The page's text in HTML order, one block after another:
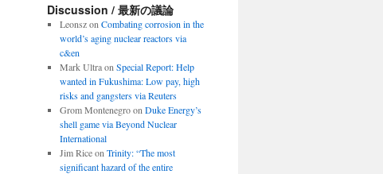
Discussion / 最新の議論
Leonszon Combating corrosion in the
world’s aging nuclear reactors via
c&en
Mark Ultraon Special Report: Help
wanted in Fukushima: Low pay, high
risks and gangsters via Reuters
Grom Montenegroon Duke Energy’s
shell game via Beyond Nuclear
International
Jim Riceon Trinity: “The most
significant hazard of the entire